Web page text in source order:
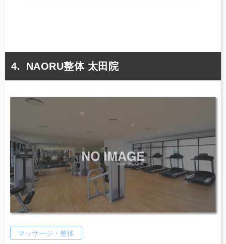
NAORU整体 太田院
マッサージ・整体